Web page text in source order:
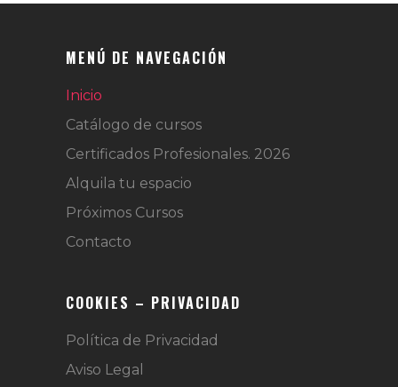
MENÚ DE NAVEGACIÓN
Inicio
Catálogo de cursos
Certificados Profesionales. 2026
Alquila tu espacio
Próximos Cursos
Contacto
COOKIES – PRIVACIDAD
Política de Privacidad
Aviso Legal